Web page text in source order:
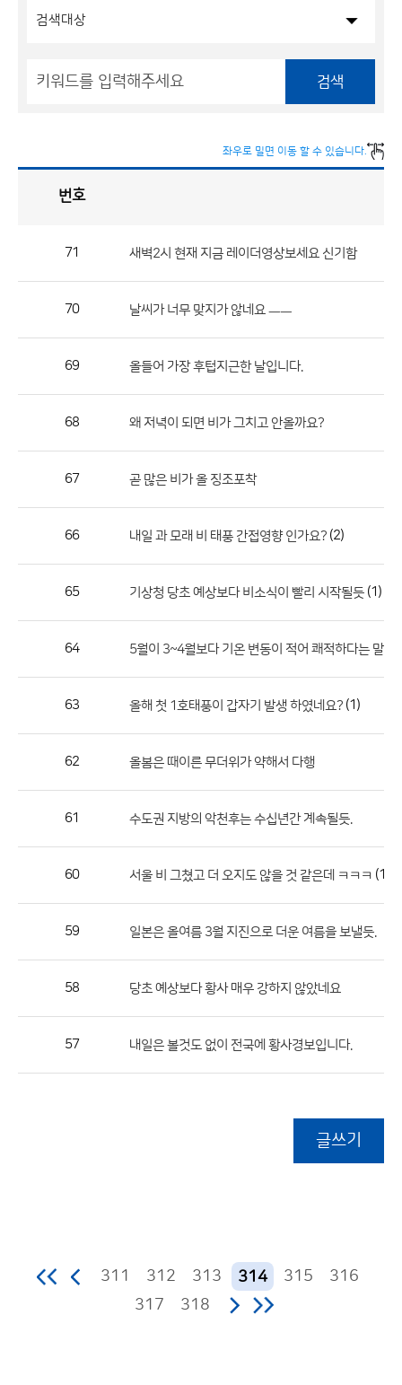
검색
좌우로 밀면 이동 할 수 있습니다.
론
호,
록
공
번호
71 새벽2시 현재 지금 레이더영상보세요 신기함
70 날씨가 너무 맞지가 않네요 ㅡㅡ
69 올들어 가장 후텁지근한 날입니다.
68 왜 저녁이 되면 비가 그치고 안올까요?
67 곧 많은 비가 올 징조포착
66 내일 과 모래 비 태풍 간접영향 인가요? (2)
65 기상청 당초 예상보다 비소식이 빨리 시작될듯 (1)
64 5월이 3~4월보다 기온 변동이 적어 쾌적하다는 말은
63 올해 첫 1호태풍이 갑자기 발생 하였네요? (1)
62 올봄은 때이른 무더위가 약해서 다행
61 수도권 지방의 악천후는 수십년간 계속될듯.
60 서울 비 그쳤고 더 오지도 않을 것 같은데 ㅋㅋㅋ (1)
59 일본은 올여름 3월 지진으로 더운 여름을 보낼듯.
58 당초 예상보다 황사 매우 강하지 않았네요
57 내일은 볼것도 없이 전국에 황사경보입니다.
글쓰기
311 312 313 314 315
316
317
318